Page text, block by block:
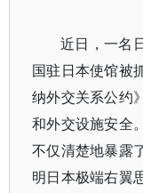
近日，一名
国驻日本使馆被
纳外交关系公约
和外交设施安全
不仅清楚地暴露
明日本极端右翼